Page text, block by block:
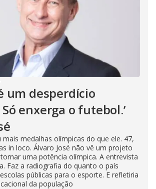
um desperdício
enxerga o futebol.’
medalhas olímpicas do que ele. 47,
in loco. Álvaro José não vê um projeto
uma potência olímpica. A entrevista
Faz a radiografia do quanto o país
públicas para o esporte. E refletiria
da população